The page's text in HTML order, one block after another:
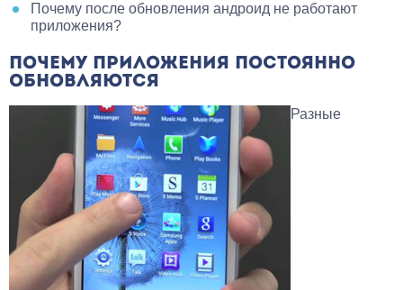
Почему после обновления андроид не работают
приложения?
ПОЧЕМУ ПРИЛОЖЕНИЯ ПОСТОЯННО
ОБНОВЛЯЮТСЯ
Разные